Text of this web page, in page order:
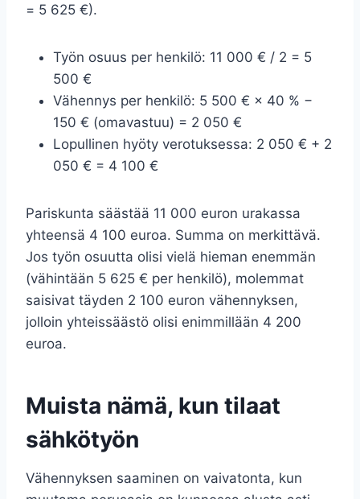
= 5 625 €).
Työn osuus per henkilö: 11 000 € / 2 = 5
500 €
Vähennys per henkilö: 5 500 € × 40 % −
150 € (omavastuu) = 2 050 €
Lopullinen hyöty verotuksessa: 2 050 € + 2
050 € = 4 100 €
Pariskunta säästää 11 000 euron urakassa
yhteensä 4 100 euroa. Summa on merkittävä.
Jos työn osuutta olisi vielä hieman enemmän
(vähintään 5 625 € per henkilö), molemmat
saisivat täyden 2 100 euron vähennyksen,
jolloin yhteissäästö olisi enimmillään 4 200
euroa.
Muista nämä, kun tilaat
sähkötyön
Vähennyksen saaminen on vaivatonta, kun